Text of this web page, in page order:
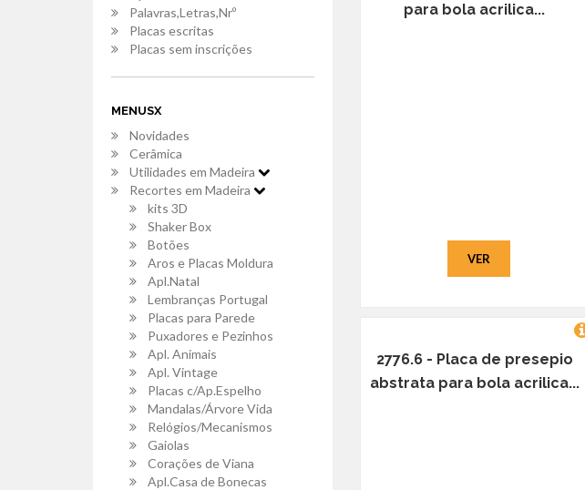
Palavras,Letras,Nrº
Placas escritas
Placas sem inscrições
MENUSX
Novidades
Cerâmica
Utilidades em Madeira
Recortes em Madeira
kits 3D
Shaker Box
Botões
Aros e Placas Moldura
Apl.Natal
Lembranças Portugal
Placas para Parede
Puxadores e Pezinhos
Apl. Animais
Apl. Vintage
Placas c/Ap.Espelho
Mandalas/Árvore Vida
Relógios/Mecanismos
Gaiolas
Corações de Viana
Apl.Casa de Bonecas
para bola acrilica...
VER
2776.6 - Placa de presepio
abstrata para bola acrilica...